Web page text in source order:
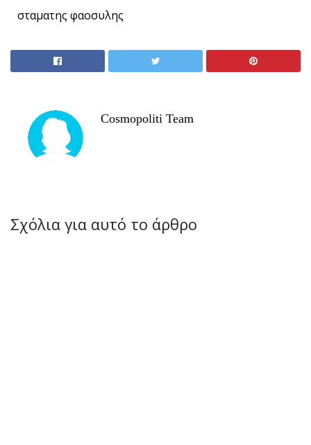
σταματης φαοσυλης
Cosmopoliti Team
Σχόλια για αυτό το άρθρο